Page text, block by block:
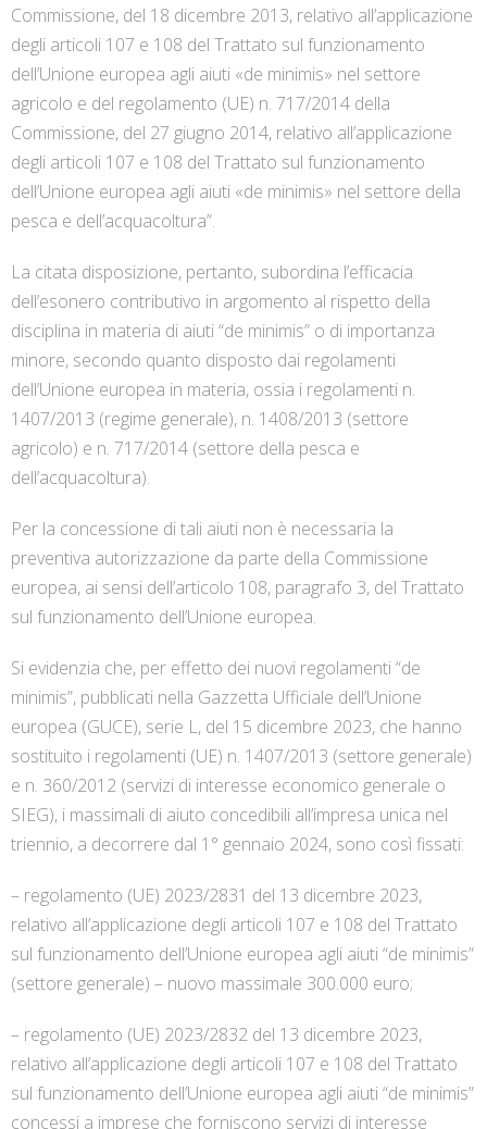
Commissione, del 18 dicembre 2013, relativo all’applicazione
degli articoli 107 e 108 del Trattato sul funzionamento
dell’Unione europea agli aiuti «de minimis» nel settore
agricolo e del regolamento (UE) n. 717/2014 della
Commissione, del 27 giugno 2014, relativo all’applicazione
degli articoli 107 e 108 del Trattato sul funzionamento
dell’Unione europea agli aiuti «de minimis» nel settore della
pesca e dell’acquacoltura”.
La citata disposizione, pertanto, subordina l’efficacia
dell’esonero contributivo in argomento al rispetto della
disciplina in materia di aiuti “de minimis” o di importanza
minore, secondo quanto disposto dai regolamenti
dell’Unione europea in materia, ossia i regolamenti n.
1407/2013 (regime generale), n. 1408/2013 (settore
agricolo) e n. 717/2014 (settore della pesca e
dell’acquacoltura).
Per la concessione di tali aiuti non è necessaria la
preventiva autorizzazione da parte della Commissione
europea, ai sensi dell’articolo 108, paragrafo 3, del Trattato
sul funzionamento dell’Unione europea.
Si evidenzia che, per effetto dei nuovi regolamenti “de
minimis”, pubblicati nella Gazzetta Ufficiale dell’Unione
europea (GUCE), serie L, del 15 dicembre 2023, che hanno
sostituito i regolamenti (UE) n. 1407/2013 (settore generale)
e n. 360/2012 (servizi di interesse economico generale o
SIEG), i massimali di aiuto concedibili all’impresa unica nel
triennio, a decorrere dal 1° gennaio 2024, sono così fissati:
– regolamento (UE) 2023/2831 del 13 dicembre 2023,
relativo all’applicazione degli articoli 107 e 108 del Trattato
sul funzionamento dell’Unione europea agli aiuti “de minimis”
(settore generale) – nuovo massimale 300.000 euro;
– regolamento (UE) 2023/2832 del 13 dicembre 2023,
relativo all’applicazione degli articoli 107 e 108 del Trattato
sul funzionamento dell’Unione europea agli aiuti “de minimis”
concessi a imprese che forniscono servizi di interesse